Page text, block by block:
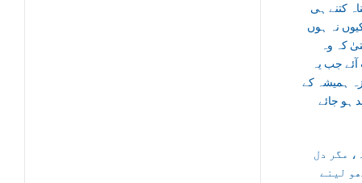
کتنے ہی
نہ ہوں
کہ وہ
جب یہ
ہمیشہ کے
ہو جائے
مگر دل
لینے